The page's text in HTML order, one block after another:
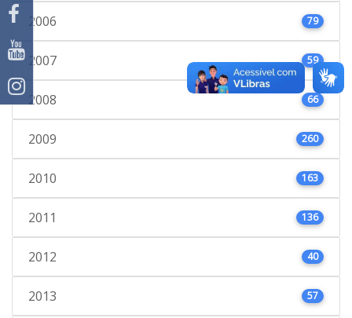
2006 79
2007 59
2008 66
2009 260
2010 163
2011 136
2012 40
2013 57